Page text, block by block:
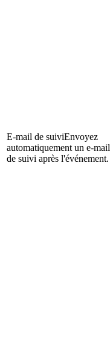
E-mail de suiviEnvoyez
automatiquement un e-mail
de suivi après l'événement.